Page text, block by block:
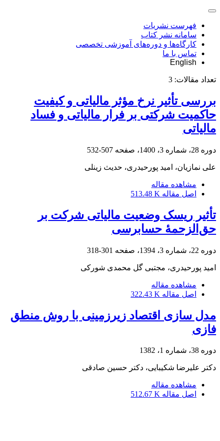
فهرست نشریات
سامانه نشر کتاب
کارگاه‌ها و دوره‌های آموزشی تخصصی
تماس با ما
English
تعداد مقالات: 3
بررسی تأثیر نرخ مؤثر مالیاتی و کیفیت
حاکمیت شرکتی بر فرار مالیاتی و فساد
مالیاتی
دوره 28، شماره 3، 1400، صفحه 507-532
علی نمازیان، امید پورحیدری، حدیث زینلی
مشاهده مقاله
اصل مقاله 513.48 K
تأثیر ریسک وضعیت مالیاتی شرکت بر
حق‌الزحمۀ حسابرسی
دوره 22، شماره 3، 1394، صفحه 301-318
امید پورحیدری، مجتبی گل محمدی شورکی
مشاهده مقاله
اصل مقاله 322.43 K
مدل سازی اقتصاد زیرزمینی با روش منطق
فازی
دوره 38، شماره 1، 1382
دکتر علیرضا شکیبایى، دکتر حسین صادقى
مشاهده مقاله
اصل مقاله 512.67 K